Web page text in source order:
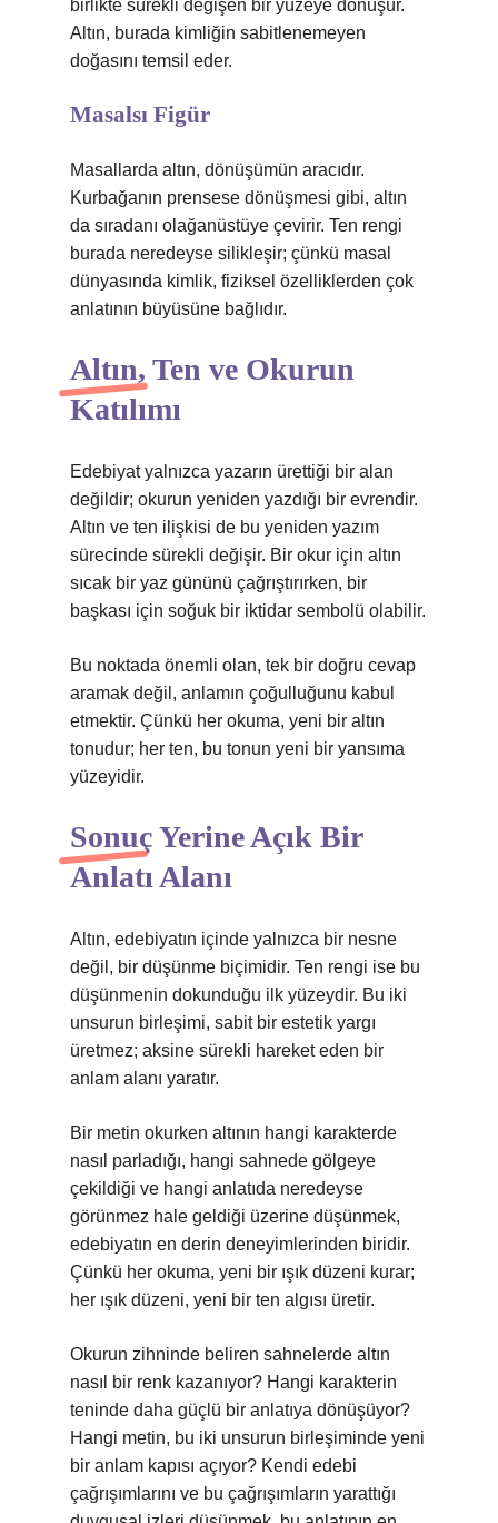
birlikte sürekli değişen bir yüzeye dönüşür.
Altın, burada kimliğin sabitlenemeyen
doğasını temsil eder.
Masalsı Figür
Masallarda altın, dönüşümün aracıdır.
Kurbağanın prensese dönüşmesi gibi, altın
da sıradanı olağanüstüye çevirir. Ten rengi
burada neredeyse silikleşir; çünkü masal
dünyasında kimlik, fiziksel özelliklerden çok
anlatının büyüsüne bağlıdır.
Altın, Ten ve Okurun
Katılımı
Edebiyat yalnızca yazarın ürettiği bir alan
değildir; okurun yeniden yazdığı bir evrendir.
Altın ve ten ilişkisi de bu yeniden yazım
sürecinde sürekli değişir. Bir okur için altın
sıcak bir yaz gününü çağrıştırırken, bir
başkası için soğuk bir iktidar sembolü olabilir.
Bu noktada önemli olan, tek bir doğru cevap
aramak değil, anlamın çoğulluğunu kabul
etmektir. Çünkü her okuma, yeni bir altın
tonudur; her ten, bu tonun yeni bir yansıma
yüzeyidir.
Sonuç Yerine Açık Bir
Anlatı Alanı
Altın, edebiyatın içinde yalnızca bir nesne
değil, bir düşünme biçimidir. Ten rengi ise bu
düşünmenin dokunduğu ilk yüzeydir. Bu iki
unsurun birleşimi, sabit bir estetik yargı
üretmez; aksine sürekli hareket eden bir
anlam alanı yaratır.
Bir metin okurken altının hangi karakterde
nasıl parladığı, hangi sahnede gölgeye
çekildiği ve hangi anlatıda neredeyse
görünmez hale geldiği üzerine düşünmek,
edebiyatın en derin deneyimlerinden biridir.
Çünkü her okuma, yeni bir ışık düzeni kurar;
her ışık düzeni, yeni bir ten algısı üretir.
Okurun zihninde beliren sahnelerde altın
nasıl bir renk kazanıyor? Hangi karakterin
teninde daha güçlü bir anlatıya dönüşüyor?
Hangi metin, bu iki unsurun birleşiminde yeni
bir anlam kapısı açıyor? Kendi edebi
çağrışımlarını ve bu çağrışımların yarattığı